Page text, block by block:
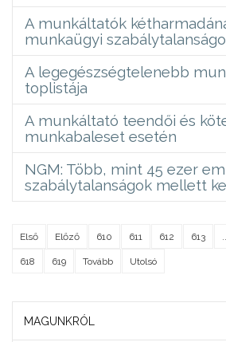
A munkáltatók
munkaügyi
A legegészségtelenebb
toplistája
A munkáltató teendői és
munkabaleset esetén
NGM: Több, mint 45 ezer
szabálytalanságok mellett
Első Előző 610 611 612 613
618 619 Tovább Utolsó
MAGUNKRÓL